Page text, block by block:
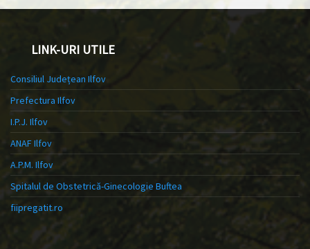
LINK-URI UTILE
Consiliul Județean Ilfov
Prefectura Ilfov
I.P.J. Ilfov
ANAF Ilfov
A.P.M. Ilfov
Spitalul de Obstetrică-Ginecologie Buftea
fiipregatit.ro